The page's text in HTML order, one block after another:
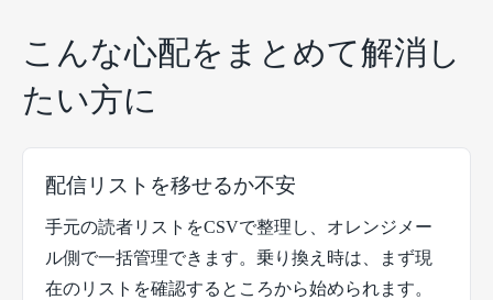
こんな心配をまとめて解消し
たい方に
配信リストを移せるか不安
手元の読者リストをCSVで整理し、オレンジメー
ル側で一括管理できます。乗り換え時は、まず現
在のリストを確認するところから始められます。